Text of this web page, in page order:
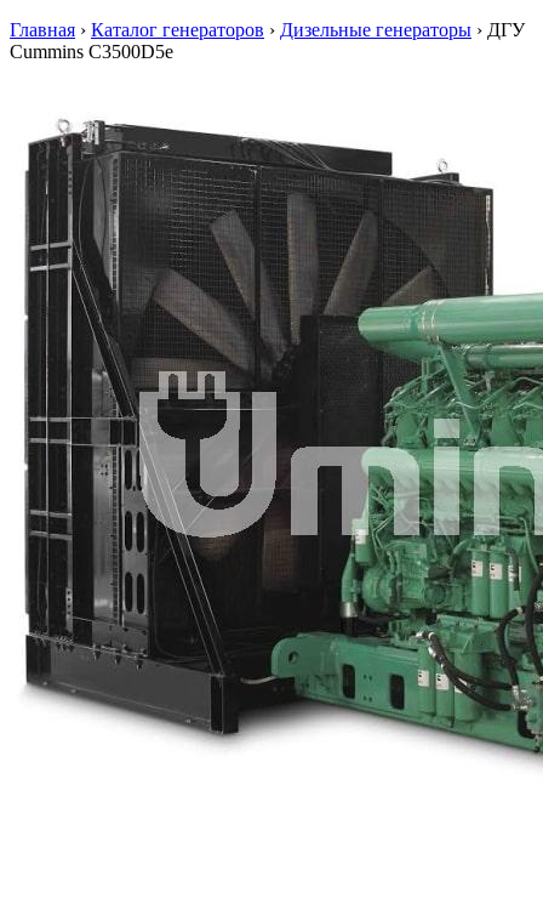
Главная › Каталог генераторов › Дизельные генераторы › ДГУ
Cummins C3500D5e